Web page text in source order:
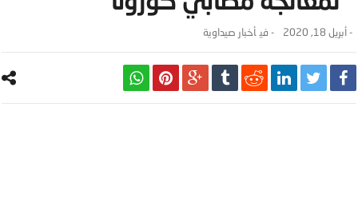
-أبريل 18, 2020 - ‎في أخبار صيداوية